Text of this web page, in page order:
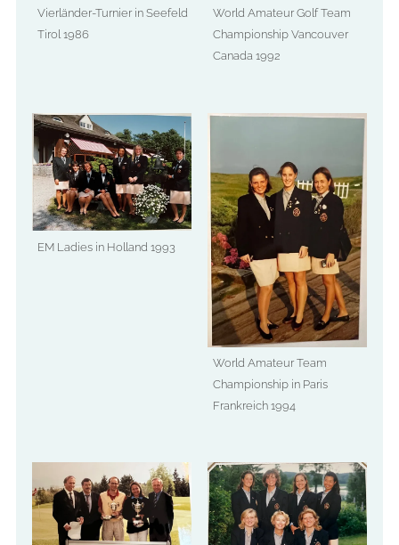
Vierländer-Turnier in Seefeld
Tirol 1986
World Amateur Golf Team
Championship Vancouver
Canada 1992
EM Ladies in Holland 1993
World Amateur Team
Championship in Paris
Frankreich 1994